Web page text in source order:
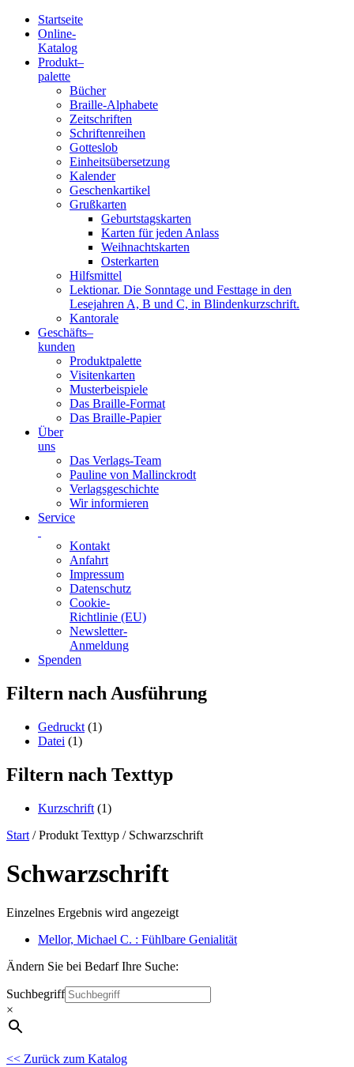
Blindenschrift-
Verlag
Druckerei
gGmbH
Startseite
Online-
Katalog
Produkt–
palette
Bücher
Braille-Alphabete
Zeitschriften
Schriftenreihen
Gotteslob
Einheitsübersetzung
Kalender
Geschenkartikel
Grußkarten
Geburtstagskarten
Karten für jeden Anlass
Weihnachtskarten
Osterkarten
Hilfsmittel
Lektionar. Die Sonntage und Festtage in den
Lesejahren A, B und C, in Blindenkurzschrift.
Kantorale
Geschäfts­–
kunden
Produktpalette
Visitenkarten
Musterbeispiele
Das Braille-Format
Das Braille-Papier
Über
uns
Das Verlags-Team
Pauline von Mallinckrodt
Verlagsgeschichte
Wir informieren
Service
Kontakt
Anfahrt
Impressum
Datenschutz
Cookie-
Richtlinie (EU)
Newsletter-
Anmeldung
Spenden
Skip
to
Filtern nach Ausführung
Gedruckt (1)
Datei (1)
Filtern nach Texttyp
Kurzschrift (1)
Start / Produkt Texttyp / Schwarzschrift
Schwarzschrift
Einzelnes Ergebnis wird angezeigt
Mellor, Michael C. : Fühlbare Genialität
Ändern Sie bei Bedarf Ihre Suche:
Suchbegriff
×
<< Zurück zum Katalog